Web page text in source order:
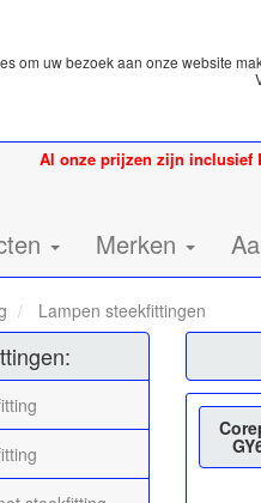
om uw bezoek aan onze website
Al onze prijzen zijn inclusief
Merken
Lampen steekfittingen